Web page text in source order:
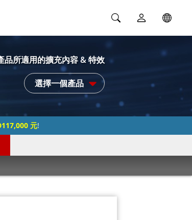
品所適用的擴充內容 & 特效
選擇一個產品
元!